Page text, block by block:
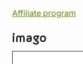
Affiliate program
imago